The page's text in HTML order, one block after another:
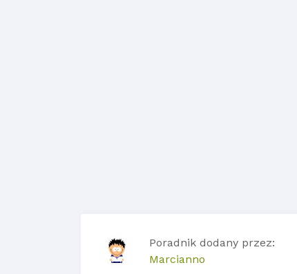
Poradnik dodany przez:
Marcianno